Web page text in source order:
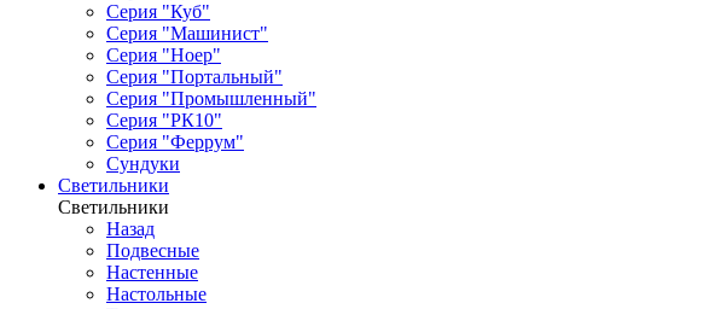
Серия "Куб"
Серия "Машинист"
Серия "Ноер"
Серия "Портальный"
Серия "Промышленный"
Серия "РК10"
Серия "Феррум"
Сундуки
Светильники
Светильники
Назад
Подвесные
Настенные
Настольные